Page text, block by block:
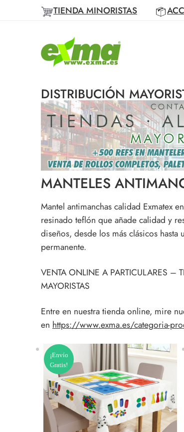
TIENDA MINORISTAS
DISTRIBUCIÓN
MANTELES
Mantel antimanchas calidad Exmatex
resinado teflón que añade calidad y
diseños, desde los más clásicos
permanente.
VENTA ONLINE A PARTICULARES –
MAYORISTAS
Entre en nuestra tienda online, mire
en https://www.exma.es/categoria-
¡Envío
Gratis!